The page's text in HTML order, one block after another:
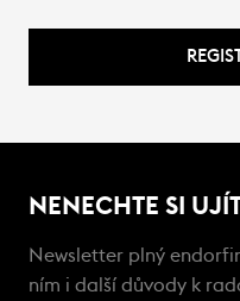
NENECHTE SI
Newsletter plný
ním i další důvody k